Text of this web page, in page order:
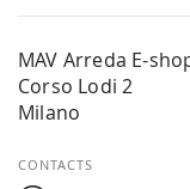
MAV Arreda E-
Corso Lodi 2
Milano
CONTACTS